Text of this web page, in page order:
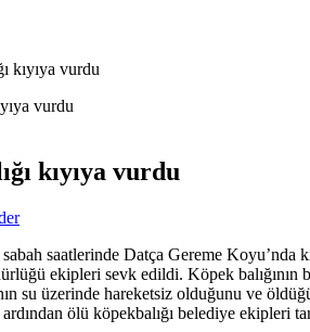
kıyıya vurdu
kıyıya vurdu
saatlerinde Datça Gereme Koyu’nda
ekipleri sevk edildi. Köpek
su üzerinde hareketsiz olduğunu ve
ölü köpekbalığı belediye ekipleri